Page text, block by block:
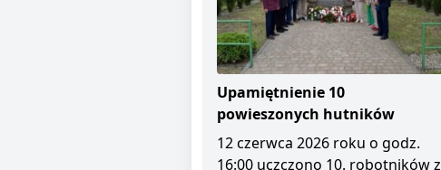
Upamiętnienie 10
powieszonych hutników
12 czerwca 2026 roku o godz.
16:00 uczczono 10. robotników z